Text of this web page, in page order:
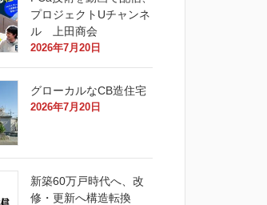
プロジェクトUチャンネ
ル 上田商会
2026年7月20日
グローカルなCB造住宅
2026年7月20日
新築60万戸時代へ、改
修・更新へ構造転換